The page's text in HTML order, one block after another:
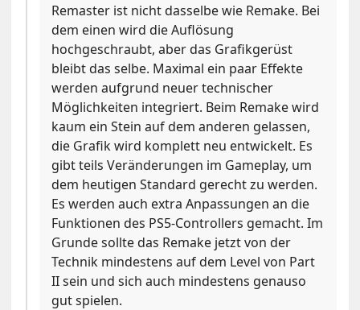
Remaster ist nicht dasselbe wie Remake. Bei
dem einen wird die Auflösung
hochgeschraubt, aber das Grafikgerüst
bleibt das selbe. Maximal ein paar Effekte
werden aufgrund neuer technischer
Möglichkeiten integriert. Beim Remake wird
kaum ein Stein auf dem anderen gelassen,
die Grafik wird komplett neu entwickelt. Es
gibt teils Veränderungen im Gameplay, um
dem heutigen Standard gerecht zu werden.
Es werden auch extra Anpassungen an die
Funktionen des PS5-Controllers gemacht. Im
Grunde sollte das Remake jetzt von der
Technik mindestens auf dem Level von Part
II sein und sich auch mindestens genauso
gut spielen.